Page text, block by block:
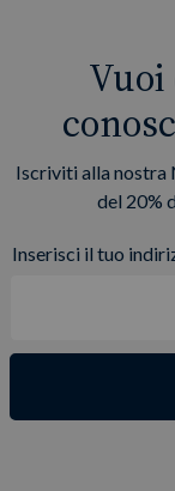
Iscriviti alla nostra
del 20%
Inserisci il tuo